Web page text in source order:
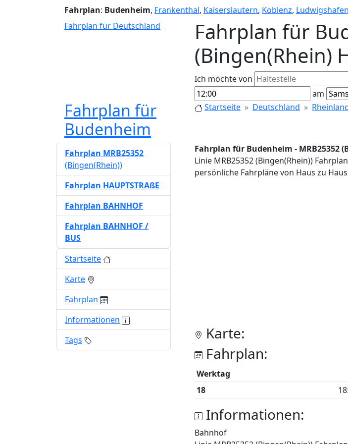
Fahrplan: Budenheim, Frankenthal, Kaiserslautern, Koblenz, Ludwigshafen
Fahrplan für Deutschland
Fahrplan für
(Bingen(Rhein)
Ich möchte von
am
Fahrplan für
Budenheim
Startseite Deutschland
Fahrplan für Budenheim - MRB25352
Linie MRB25352 (Bingen(Rhein))
persönliche Fahrpläne von Haus zu
Karte:
Fahrplan:
Werktag
18
Informationen:
Bahnhof
Fahrplan MRB25352
(Bingen(Rhein))
Fahrplan HAUPTSTRAßE
Fahrplan BAHNHOF
Fahrplan BAHNHOF /
BUS
Startseite
Karte
Fahrplan
Informationen
Tags